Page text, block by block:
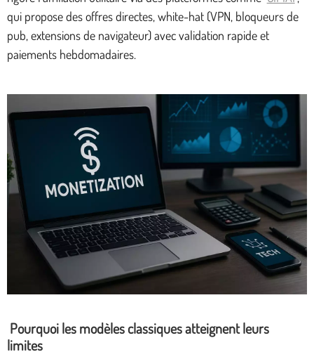
qui propose des offres directes, white-hat (VPN, bloqueurs de
pub, extensions de navigateur) avec validation rapide et
paiements hebdomadaires.
Pourquoi les modèles classiques atteignent leurs
limites